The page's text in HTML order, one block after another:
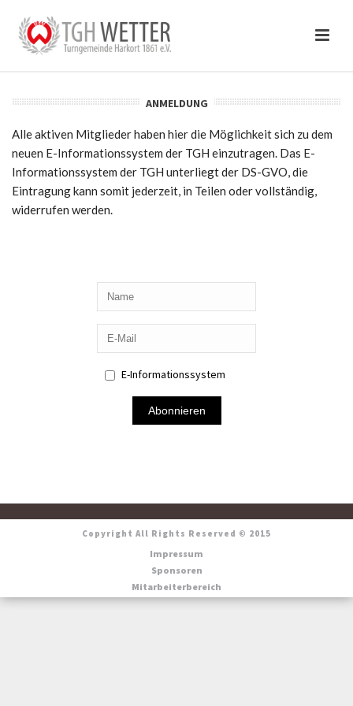
ANMELDUNG
Alle aktiven Mitglieder haben hier die Möglichkeit sich zu dem
neuen E-Informationssystem der TGH einzutragen. Das E-
Informationssystem der TGH unterliegt der DS-GVO, die
Eintragung kann somit jederzeit, in Teilen oder vollständig,
widerrufen werden.
E-Informationssystem
Abonnieren
Copyright All Rights Reserved © 2015
Impressum
Sponsoren
Mitarbeiterbereich